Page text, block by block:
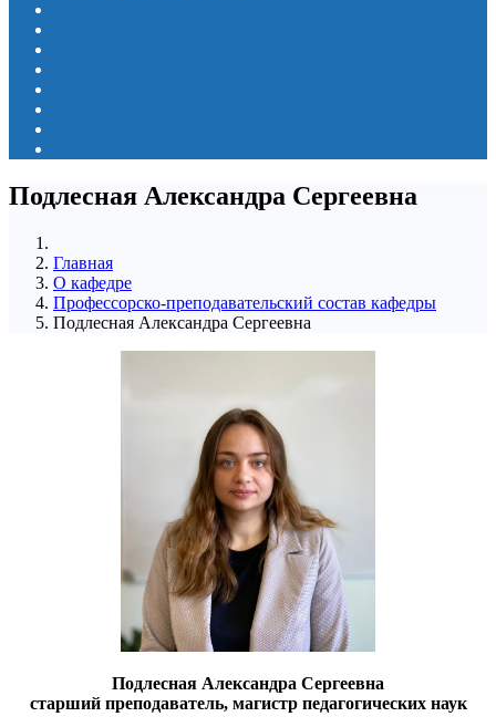
Подлесная Александра Сергеевна
Главная
О кафедре
Профессорско-преподавательский состав кафедры
Подлесная Александра Сергеевна
Подлесная Александра Сергеевна
cтарший преподаватель, магистр педагогических наук